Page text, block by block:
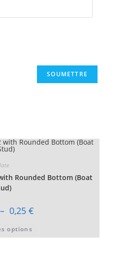
Rounded Bottom (Boat
– 0,25€
à
options
a